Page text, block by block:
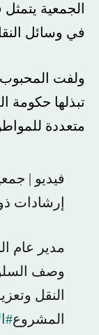
الجمعية
في وسائل
ولفت المحبوب
تبذلها حكومة
متعددة
فيديو |
إرشادات
مدير عام
وصف
النقل
المشروع